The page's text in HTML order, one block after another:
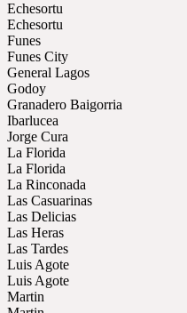
Echesortu
Echesortu
Funes
Funes City
General Lagos
Godoy
Granadero Baigorria
Ibarlucea
Jorge Cura
La Florida
La Florida
La Rinconada
Las Casuarinas
Las Delicias
Las Heras
Las Tardes
Luis Agote
Luis Agote
Martin